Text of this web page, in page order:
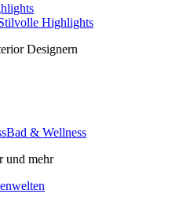
Highlights
Designern
Bad & Wellness
und mehr